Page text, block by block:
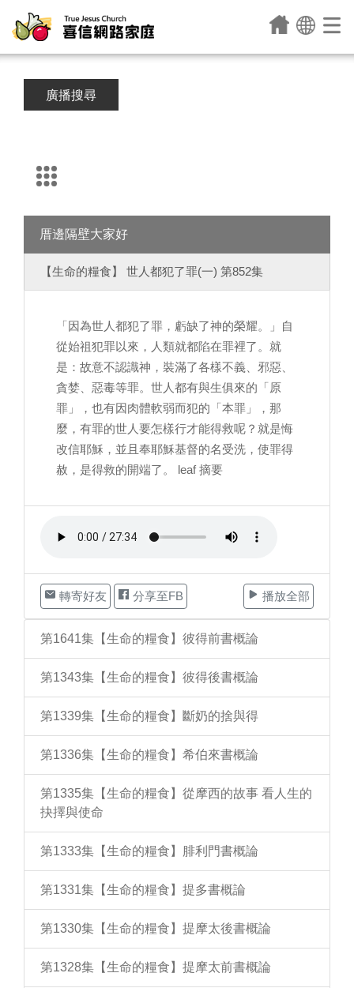
廣播搜尋
厝邊隔壁大家好
【生命的糧食】 世人都犯了罪(一) 第852集
「因為世人都犯了罪，虧缺了神的榮耀。」自
從始祖犯罪以來，人類就都陷在罪裡了。就
是：故意不認識神，裝滿了各樣不義、邪惡、
貪婪、惡毒等罪。世人都有與生俱來的「原
罪」，也有因肉體軟弱而犯的「本罪」，那
麼，有罪的世人要怎樣行才能得救呢？就是悔
改信耶穌，並且奉耶穌基督的名受洗，使罪得
赦，是得救的開端了。 leaf 摘要
轉寄好友 分享至FB 播放全部
第1641集【生命的糧食】彼得前書概論
第1343集【生命的糧食】彼得後書概論
第1339集【生命的糧食】斷奶的捨與得
第1336集【生命的糧食】希伯來書概論
第1335集【生命的糧食】從摩西的故事 看人生的
抉擇與使命
第1333集【生命的糧食】腓利門書概論
第1331集【生命的糧食】提多書概論
第1330集【生命的糧食】提摩太後書概論
第1328集【生命的糧食】提摩太前書概論